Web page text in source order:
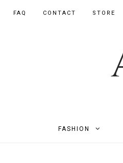
FAQ CONTACT STORE
FASHION